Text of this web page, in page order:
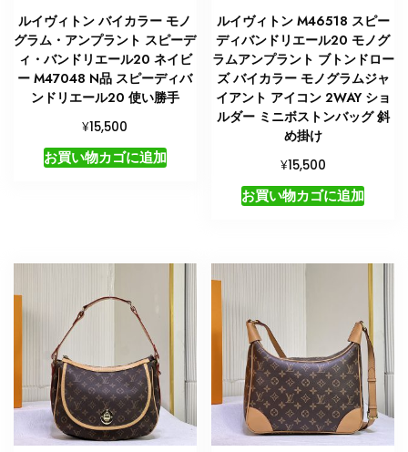
手
個
ルイヴィトン バイカラー モノ
グラム・アンプラント スピーデ
ィ・バンドリエール20 ネイビ
ー M47048 N品 スピーディバ
ンドリエール20 使い勝手
¥15,500
お買い物カゴに追加
ルイヴィトン M46518 スピー
ディバンドリエール20 モノグ
ラムアンプラント ブトンドロー
ズ バイカラー モノグラムジャ
イアント アイコン 2WAY ショ
ルダー ミニボストンバッグ 斜
め掛け
¥15,500
お買い物カゴに追加